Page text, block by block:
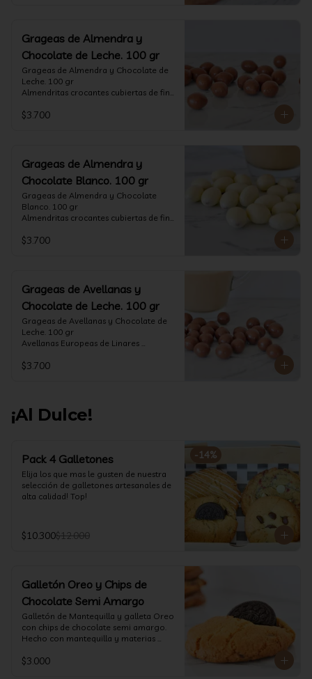
Grageas de Almendra y
Chocolate de Leche. 100 gr
Grageas de Almendra y Chocolate de
Leche. 100 gr
Almendritas crocantes cubiertas de fino
Formato: Bolsa 100 gramos
$3.700
Grageas de Almendra y
Chocolate Blanco. 100 gr
Grageas de Almendra y Chocolate
Blanco. 100 gr
Almendritas crocantes cubiertas de fino
Formato: Bolsa 100 gramos
$3.700
Grageas de Avellanas y
Chocolate de Leche. 100 gr
Grageas de Avellanas y Chocolate de
Leche. 100 gr
Avellanas Europeas de Linares
de leche.
$3.700
¡Al Dulce!
-14%
Pack 4 Galletones
Elija los que mas le gusten de nuestra
selección de galletones artesanales de
alta calidad! Top!
$10.300$12.000
Galletón Oreo y Chips de
Chocolate Semi Amargo
⁠Galletón de Mantequilla y galleta Oreo
con chips de chocolate semi amargo.
Hecho con mantequilla y materias
$3.000